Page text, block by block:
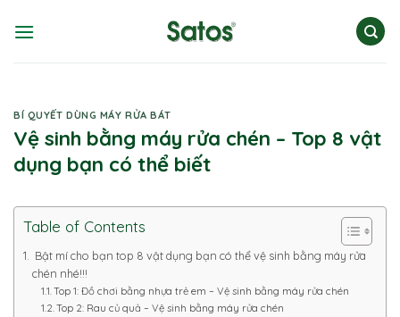
BÍ QUYẾT DÙNG MÁY RỬA BÁT
Vệ sinh bằng máy rửa chén – Top 8 vật
dụng bạn có thể biết
Table of Contents
Bật mí cho bạn top 8 vật dụng bạn có thể vệ sinh bằng máy rửa
chén nhé!!!
Top 1: Đồ chơi bằng nhựa trẻ em – Vệ sinh bằng máy rửa chén
Top 2: Rau củ quả – Vệ sinh bằng máy rửa chén